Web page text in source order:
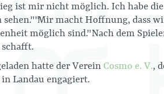
ist mir nicht möglich. Ich habe
"Mir macht Hoffnung, dass
möglich sind." Nach dem
hatte der Verein Cosmo e. V.,
Landau engagiert.